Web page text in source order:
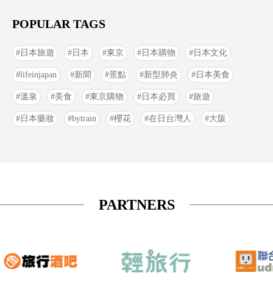
POPULAR TAGS
日本旅遊 日本 東京 日本購物 日本文化
lifeinjapan 新聞 景點 新型肺炎 日本美食
溫泉 美食 東京購物 日本必買 旅遊
日本藥妝 bytrain 櫻花 在日台灣人 大阪
PARTNERS